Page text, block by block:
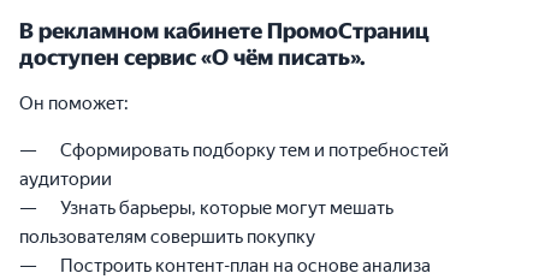
В рекламном кабинете ПромоСтраниц
доступен сервис «О чём писать».
Он поможет:
Сформировать подборку тем и потребностей
аудитории
Узнать барьеры, которые могут мешать
пользователям совершить покупку
Построить контент-план на основе анализа